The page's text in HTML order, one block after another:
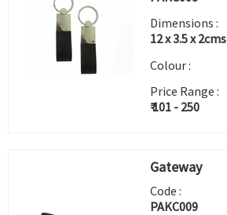
Dimensions :
12 x 3.5 x 2cms
Colour :
Price Range :
₹ 101 - 250
Gateway
Code :
PAKC009